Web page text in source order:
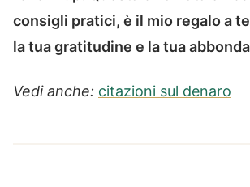
consigli pratici, è il mio regalo a
la tua gratitudine e la tua
Vedi anche: citazioni sul denaro